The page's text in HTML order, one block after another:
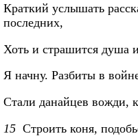
Краткий услышать
последних,
Хоть и страшится душа
Я начну. Разбиты в
Стали данайцев вожди,
15 Строить коня,